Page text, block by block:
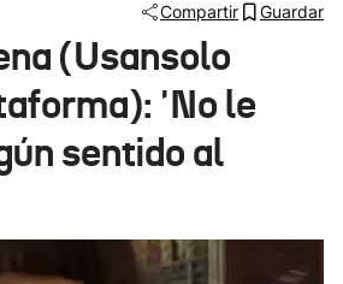
Ikusmiran
Eguraldia
Compartir Guardar
(Usansolo
'No le
sentido al